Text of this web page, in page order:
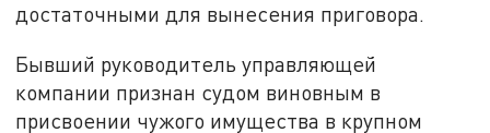
достаточными для вынесения приговора.
Бывший руководитель управляющей
компании признан судом виновным в
присвоении чужого имущества в крупном